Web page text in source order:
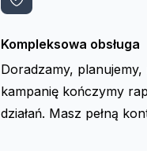
Kompleksowa obsługa
Doradzamy, planujemy,
kampanię kończymy
działań. Masz pełną